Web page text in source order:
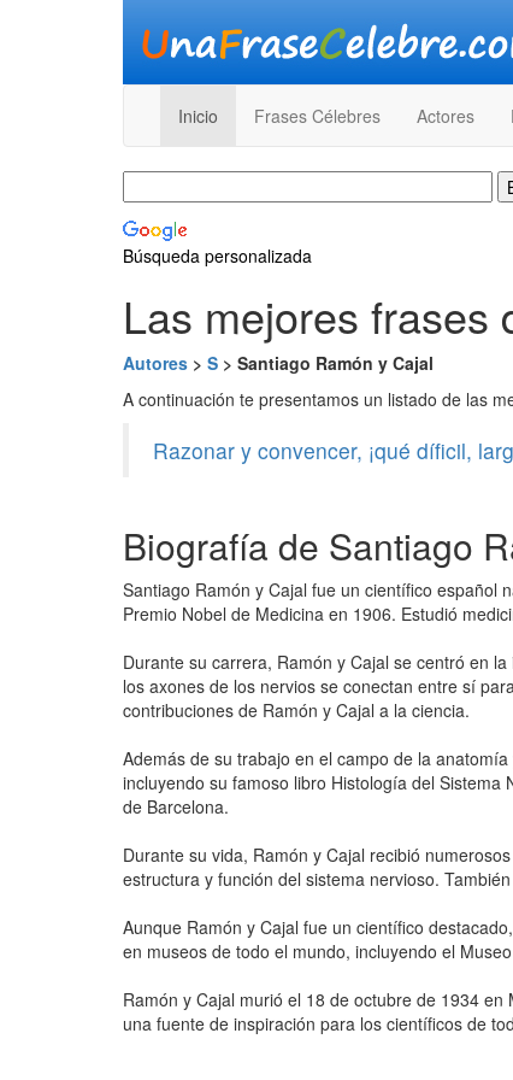
Inicio Frases Célebres Actores
Búsqueda personalizada
Las mejores frases
Autores > S > Santiago Ramón y Cajal
A continuación te presentamos un listado de las
Razonar y convencer, ¡qué díficil,
Biografía de Santiago
Santiago Ramón y Cajal fue un científico español
Premio Nobel de Medicina en 1906. Estudió
Durante su carrera, Ramón y Cajal se centró en
los axones de los nervios se conectan entre sí
contribuciones de Ramón y Cajal a la ciencia.
Además de su trabajo en el campo de la
incluyendo su famoso libro Histología del
de Barcelona.
Durante su vida, Ramón y Cajal recibió
estructura y función del sistema nervioso.
Aunque Ramón y Cajal fue un científico
en museos de todo el mundo, incluyendo el
Ramón y Cajal murió el 18 de octubre de 1934
una fuente de inspiración para los científicos de